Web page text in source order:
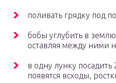
поливать грядку под
бобы углубить в
оставляя между ними
в одну лунку
появятся всходы,